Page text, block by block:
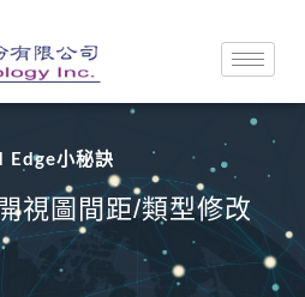
Edge小秘訣
視圖間距/類型修改